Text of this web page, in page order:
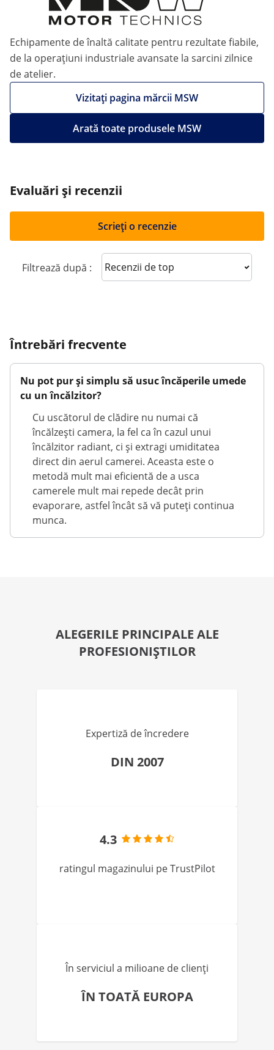
Echipamente de înaltă calitate pentru rezultate fiabile,
de la operațiuni industriale avansate la sarcini zilnice
de atelier.
Vizitați pagina mărcii MSW
Arată toate produsele MSW
Evaluări și recenzii
Scrieți o recenzie
Filtrează după : Sort reviews
Întrebări frecvente
Nu pot pur și simplu să usuc încăperile umede
cu un încălzitor?
Cu uscătorul de clădire nu numai că
încălzești camera, la fel ca în cazul unui
încălzitor radiant, ci și extragi umiditatea
direct din aerul camerei. Aceasta este o
metodă mult mai eficientă de a usca
camerele mult mai repede decât prin
evaporare, astfel încât să vă puteți continua
munca.
ALEGERILE PRINCIPALE ALE
PROFESIONIȘTILOR
Expertiză de încredere
DIN 2007
4.3
ratingul magazinului pe TrustPilot
În serviciul a milioane de clienți
ÎN TOATĂ EUROPA